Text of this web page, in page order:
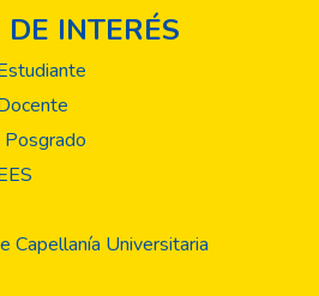
DE INTERÉS
Posgrado
Capellanía Universitaria